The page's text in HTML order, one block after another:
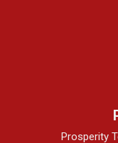
Prosperity